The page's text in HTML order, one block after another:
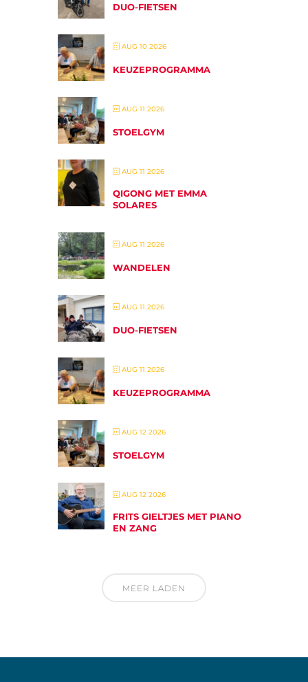
DUO-FIETSEN
AUG 10 2026
KEUZEPROGRAMMA
AUG 11 2026
STOELGYM
AUG 11 2026
QIGONG MET EMMA
SOLARES
AUG 11 2026
WANDELEN
AUG 11 2026
DUO-FIETSEN
AUG 11 2026
KEUZEPROGRAMMA
AUG 12 2026
STOELGYM
AUG 12 2026
FRITS GIELTJES MET PIANO
EN ZANG
MEER LADEN